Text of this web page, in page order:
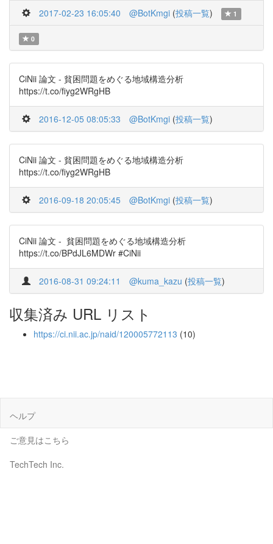
2017-02-23 16:05:40 @BotKmgi (投稿一覧) 1
0
CiNii 論文 - 貧困問題をめぐる地域構造分析
https://t.co/fiyg2WRgHB
2016-12-05 08:05:33 @BotKmgi (投稿一覧)
CiNii 論文 - 貧困問題をめぐる地域構造分析
https://t.co/fiyg2WRgHB
2016-09-18 20:05:45 @BotKmgi (投稿一覧)
CiNii 論文 - 貧困問題をめぐる地域構造分析
https://t.co/BPdJL6MDWr #CiNii
2016-08-31 09:24:11 @kuma_kazu (投稿一覧)
収集済み URL リスト
https://ci.nii.ac.jp/naid/120005772113 (10)
ヘルプ
ご意見はこちら
TechTech Inc.